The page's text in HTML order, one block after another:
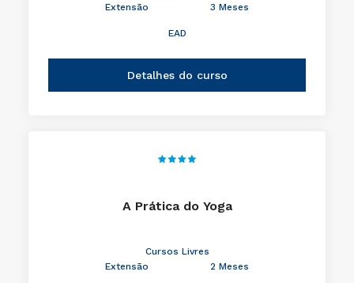
Extensão
3 Meses
EAD
Detalhes do curso
A Prática do Yoga
Cursos Livres
Extensão
2 Meses